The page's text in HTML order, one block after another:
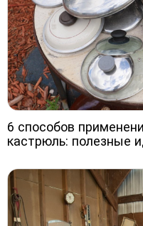
6 способов
кастрюль: полезные